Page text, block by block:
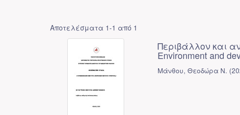
Αποτελέσματα 1-1 από 1
Περιβάλλον και
Environment and
Μάνθου, Θεοδώρα Ν. (